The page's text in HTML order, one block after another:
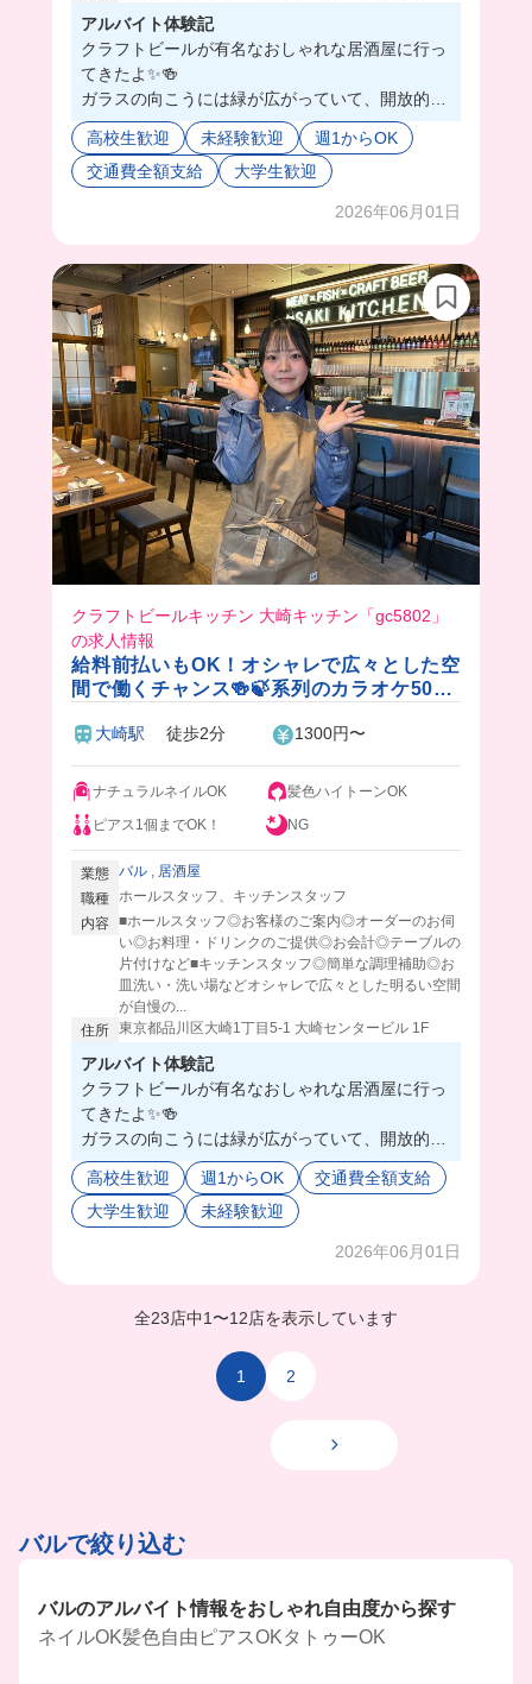
アルバイト体験記
クラフトビールが有名なおしゃれな居酒屋に行っ
てきたよ✨🍻
ガラスの向こうには緑が広がっていて、開放的な
店舗だった👀✨
料理もおしゃれなものが多くて、目で見てても楽
しい😊
仕事に打ち込めそう🌟
高校生歓迎 未経験歓迎
週1からOK
交通費全額支給
大学生歓迎
2026年06月01日
クラフトビールキッチン 大崎キッチン「gc5802」
の求人情報
給料前払いもOK！オシャレで広々とした空
間で働くチャンス🍻🍃系列のカラオケ50%
シフト🎵
大崎駅 徒歩2分 1300円〜
ナチュラルネイルOK
髪色ハイトーンOK
ピアス1個までOK！
NG
業態 バル , 居酒屋
職種 ホールスタッフ、キッチンスタッフ
内容 ■ホールスタッフ◎お客様のご案内◎オーダーのお伺
い◎お料理・ドリンクのご提供◎お会計◎テーブルの
片付けなど■キッチンスタッフ◎簡単な調理補助◎お
皿洗い・洗い場などオシャレで広々とした明るい空間
が自慢の...
住所 東京都品川区大崎1丁目5-1 大崎センタービル 1F
アルバイト体験記
クラフトビールが有名なおしゃれな居酒屋に行っ
てきたよ✨🍻
ガラスの向こうには緑が広がっていて、開放的な
店舗だった👀✨
料理もおしゃれなものが多くて、目で見てても楽
しい😊
仕事に打ち込めそう🌟
高校生歓迎 週1からOK
交通費全額支給
大学生歓迎
未経験歓迎
2026年06月01日
全23店中1〜12店を表示しています
1 2
バルで絞り込む
バルのアルバイト情報をおしゃれ自由度から探す
ネイルOK髪色自由 ピアスOKタトゥーOK